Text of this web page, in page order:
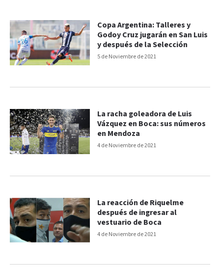
5 de Noviembre de 2021
Copa Argentina: Talleres y
Godoy Cruz jugarán en San Luis
y después de la Selección
4 de Noviembre de 2021
La racha goleadora de Luis
Vázquez en Boca: sus números
en Mendoza
4 de Noviembre de 2021
La reacción de Riquelme
después de ingresar al
vestuario de Boca